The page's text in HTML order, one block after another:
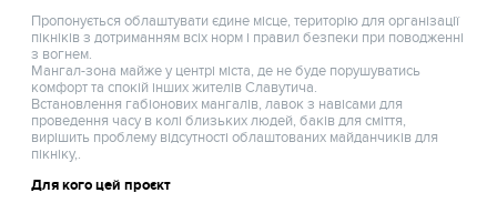
Пропонується облаштувати єдине місце, територію для організації
пікніків з дотриманням всіх норм і правил безпеки при поводженні
з вогнем.
Мангал-зона майже у центрі міста, де не буде порушуватись
комфорт та спокій інших жителів Славутича.
Встановлення габіонових мангалів, лавок з навісами для
проведення часу в колі близьких людей, баків для сміття,
вирішить проблему відсутності облаштованих майданчиків для
пікніку,.
Для кого цей проєкт